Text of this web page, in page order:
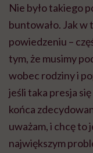
Nie było takiego
buntowało. Jak w
powiedzeniu –
tym, że musimy
wobec rodziny i
jeśli taka presja
końca
uważam, i chcę to
największym